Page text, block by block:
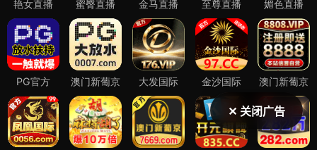
✕ 关闭广告